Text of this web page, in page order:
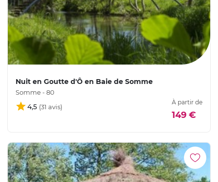
Nuit en Goutte d'Ô en Baie de Somme
Somme - 80
4,5
À partir de
149 €